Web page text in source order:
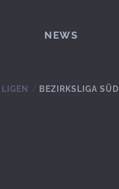
NEWS
BEZIRKSLIGA